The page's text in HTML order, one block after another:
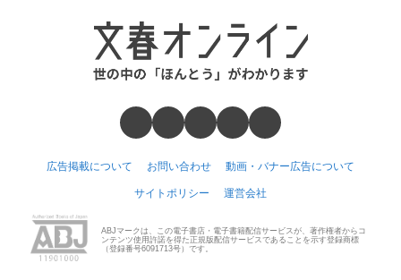
広告掲載について お問い合わせ 動画・バナー広告について
サイトポリシー 運営会社
ABJマークは、この電子書店・電子書籍配信サービスが、著作権者からコ
ンテンツ使用許諾を得た正規版配信サービスであることを示す登録商標
（登録番号6091713号）です。